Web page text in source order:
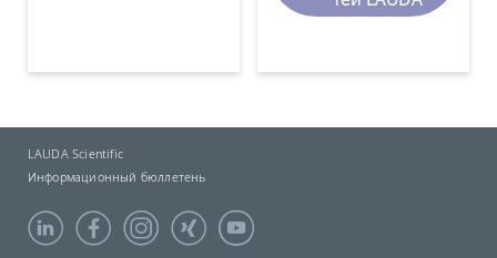
LAUDA Scientific
Информационный бюллетень